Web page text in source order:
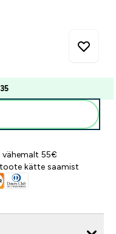
vähemalt 55€
kätte saamist